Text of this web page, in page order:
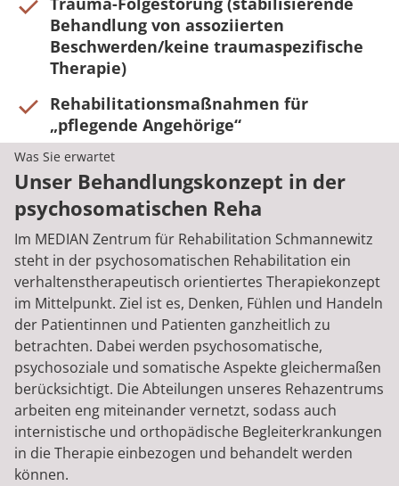
Behandlung von assoziierten
Beschwerden/keine traumaspezifische
Therapie)
Rehabilitationsmaßnahmen für
„pflegende Angehörige“
Was Sie erwartet
Unser Behandlungskonzept in der
psychosomatischen Reha
Im MEDIAN Zentrum für Rehabilitation Schmannewitz
steht in der psychosomatischen Rehabilitation ein
verhaltenstherapeutisch orientiertes Therapiekonzept
im Mittelpunkt. Ziel ist es, Denken, Fühlen und Handeln
der Patientinnen und Patienten ganzheitlich zu
betrachten. Dabei werden psychosomatische,
psychosoziale und somatische Aspekte gleichermaßen
berücksichtigt. Die Abteilungen unseres Rehazentrums
arbeiten eng miteinander vernetzt, sodass auch
internistische und orthopädische Begleiterkrankungen
in die Therapie einbezogen und behandelt werden
können.